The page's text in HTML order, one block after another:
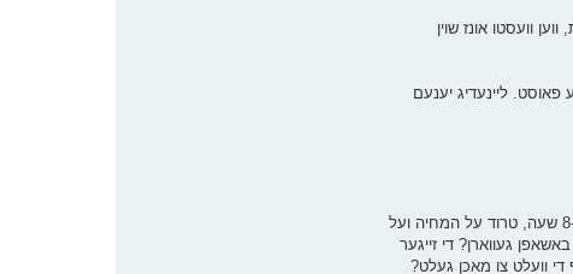
וועסטו אונז שוין
פאוסט. ליינעדיג יענעם
ס'איז פרייטאג נאכמיטאג 1:30, איך בין אויפן וועג אהיים פון די ארבעט (יא, איך ארבעט יולי 3 אויך...), א שווערע וואך געווען. גערבעט יעדן טאג 8-9 שעה, טרוד על המחיה ועל
געווארן? די זייגער
די וועלט צו מאכן געלט?